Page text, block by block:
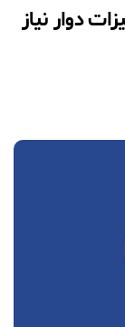
دوار نیاز